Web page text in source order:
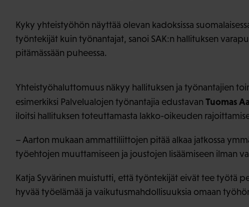
Kyky yhteistyöhön näyttää olevan kadoksissa
työntekijät kuin työnantajat, sanoi SAK:n hallituksen
pitämässään puheessa.
Yhteistyöhaluttomuus näkyy hallituksen ja työnantajien
esimerkiksi Palvelualojen työnantajia edustavan Tuomas
iloitsi hallituksen toteuttamasta lakko-oikeuden
– Aarton mukaan ammattiliittojen pitää alkaa jatkossa
työehtojen muuttamiseen ja joustojen lisäämiseen ilman
Katja Syvärinen muistutti, että työntekijät eivät tee työtä
hyvää työelämää ja vaikutusmahdollisuuksia omaan